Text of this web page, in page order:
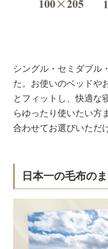
シングル・セミダブル
た。お使いのベッドや
とフィットし、快適な
らゆったり使いたい方
合わせてお選びいただ
日本一の毛布の